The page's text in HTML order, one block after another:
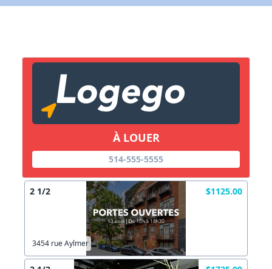
À LOUER
514-555-5555
2 1/2 $1125.00
3454 rue Aylmer
Lien vers inscription (sera inclus dans courriel)
Copier lien
X Fermer